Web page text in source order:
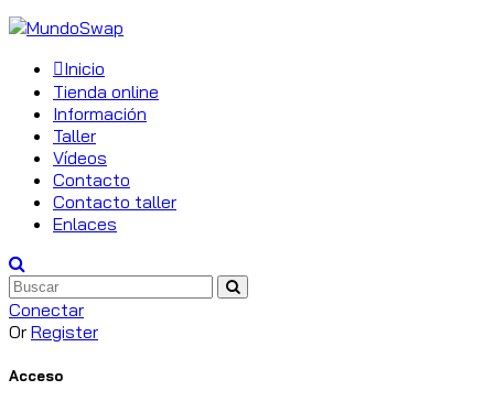
Inicio
Tienda online
Información
Taller
Vídeos
Contacto
Contacto taller
Enlaces
Conectar
Or Register
Acceso